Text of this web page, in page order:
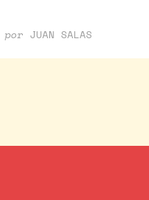
por JUAN SALAS